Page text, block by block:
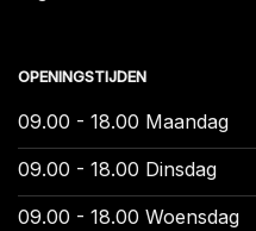
OPENINGSTIJDEN
09.00 - 18.00 Maandag
09.00 - 18.00 Dinsdag
09.00 - 18.00 Woensdag